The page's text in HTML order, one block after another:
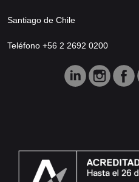
Santiago de Chile
Teléfono +56 2 2692 0200